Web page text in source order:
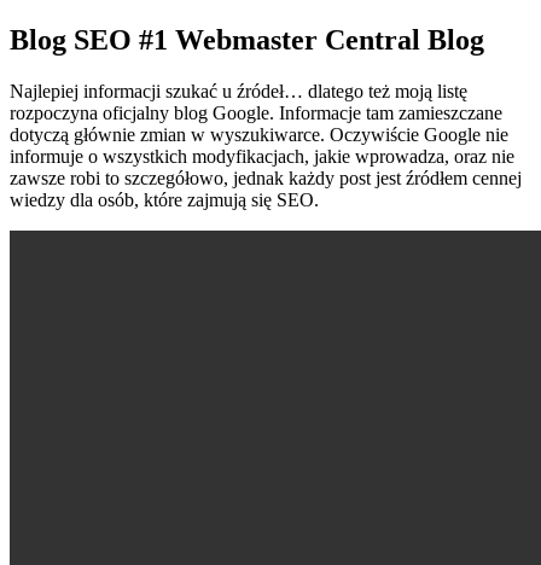
Blog SEO #1 Webmaster Central Blog
Najlepiej informacji szukać u źródeł… dlatego też moją listę
rozpoczyna oficjalny blog Google. Informacje tam zamieszczane
dotyczą głównie zmian w wyszukiwarce. Oczywiście Google nie
informuje o wszystkich modyfikacjach, jakie wprowadza, oraz nie
zawsze robi to szczegółowo, jednak każdy post jest źródłem cennej
wiedzy dla osób, które zajmują się SEO.